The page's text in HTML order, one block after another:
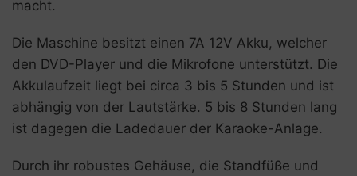
macht.
Die Maschine besitzt einen 7A 12V Akku, welcher
den DVD-Player und die Mikrofone unterstützt. Die
Akkulaufzeit liegt bei circa 3 bis 5 Stunden und ist
abhängig von der Lautstärke. 5 bis 8 Stunden lang
ist dagegen die Ladedauer der Karaoke-Anlage.
Durch ihr robustes Gehäuse, die Standfüße und